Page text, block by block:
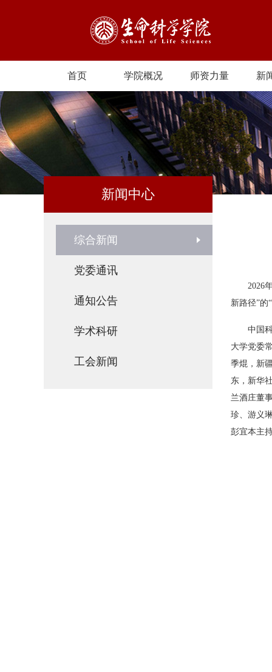
首页 学院概况 师资力量 新
新闻中心
综合新闻
党委通讯
通知公告
学术科研
工会新闻
2026
新路径”的“
中国
大学党委
季焜，新
东，新华
兰酒庄董
珍、游义
彭宜本主